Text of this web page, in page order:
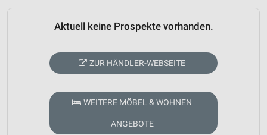
Aktuell keine Prospekte vorhanden.
ZUR HÄNDLER-WEBSEITE
WEITERE MÖBEL & WOHNEN
ANGEBOTE